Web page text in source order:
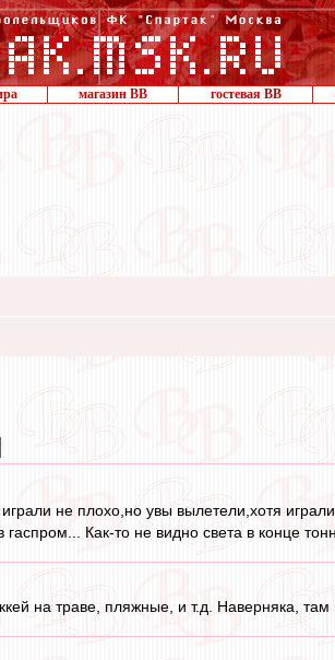
магазин ВВ гостевая ВВ
не плохо,но увы вылетели,хотя
Как-то не видно света в конце
на траве, пляжные, и т.д. Наверняка,